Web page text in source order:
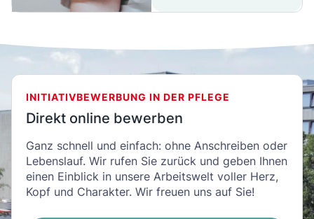
INITIATIVBEWERBUNG IN DER PFLEGE
Direkt online bewerben
Ganz schnell und einfach: ohne Anschreiben oder
Lebenslauf. Wir rufen Sie zurück und geben Ihnen
einen Einblick in unsere Arbeitswelt voller Herz,
Kopf und Charakter. Wir freuen uns auf Sie!